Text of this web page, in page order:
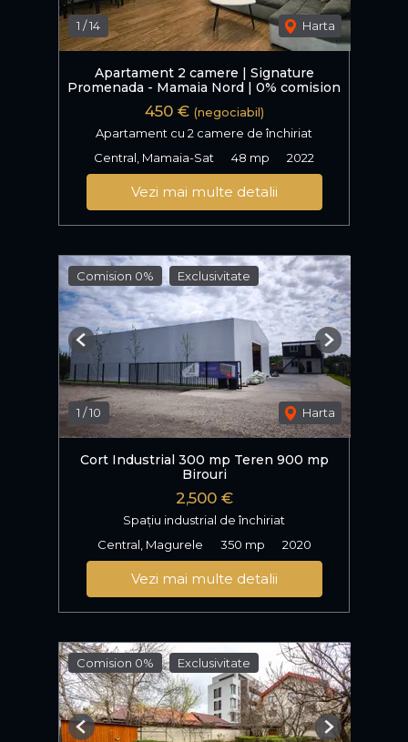
1 /14 Harta
Apartament 2 camere | Signature
Promenada - Mamaia Nord | 0% comision
450 € (negociabil)
Apartament cu 2 camere de închiriat
Central, Mamaia-Sat
48 mp 2022
Vezi mai multe detalii
Comision 0% Exclusivitate
1 /10 Harta
Previous Next
Cort Industrial 300 mp Teren 900 mp
Birouri
2,500 €
Spațiu industrial de închiriat
Central, Magurele
350 mp 2020
Vezi mai multe detalii
Comision 0% Exclusivitate
Previous Next